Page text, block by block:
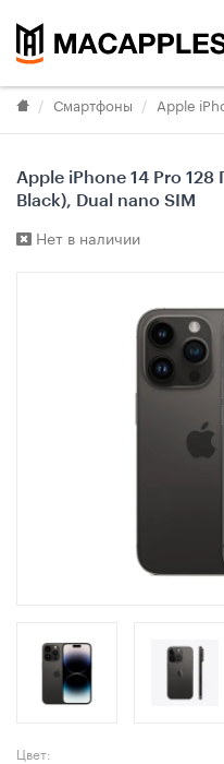
Смартфоны Apple
Apple iPhone 14 Pro
Black), Dual nano SIM
Нет в наличии
Цвет: